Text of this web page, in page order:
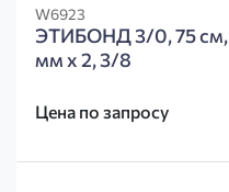
W6923
ЭТИБОНД 3/0, 75 см,
мм х 2, 3/8
Цена по запросу